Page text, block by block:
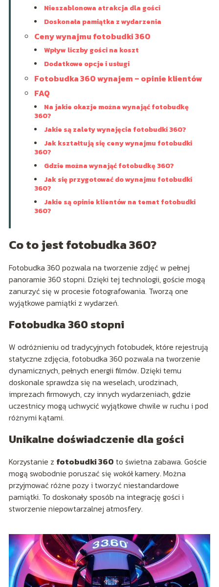
Nieszablonowa atrakcja dla gości
Doskonała pamiątka z wydarzenia
Ceny wynajmu fotobudki 360
Wpływ liczby gości na koszt
Dodatkowe opcje i usługi
Fotobudka 360 wynajem – opinie klientów
FAQ
Na jakie okazje można wynająć fotobudkę
360?
Jakie są zalety wynajęcia fotobudki 360?
Jak kształtują się ceny wynajmu fotobudki
360?
Gdzie można wynająć fotobudkę 360?
Jak się przygotować do wynajmu fotobudki
360?
Jakie są opinie klientów na temat fotobudki
360?
Co to jest fotobudka 360?
Fotobudka 360 pozwala na tworzenie zdjęć w pełnej
panoramie 360 stopni. Dzięki tej technologii, goście mogą
zanurzyć się w procesie fotografowania. Tworzą one
wyjątkowe pamiątki z wydarzeń.
Fotobudka 360 stopni
W odróżnieniu od tradycyjnych fotobudek, które rejestrują
statyczne zdjęcia, fotobudka 360 pozwala na tworzenie
dynamicznych, pełnych energii filmów. Dzięki temu
doskonale sprawdza się na weselach, urodzinach,
imprezach firmowych, czy innych wydarzeniach, gdzie
uczestnicy mogą uchwycić wyjątkowe chwile w ruchu i pod
różnymi kątami.
Unikalne doświadczenie dla gości
Korzystanie z fotobudki 360 to świetna zabawa. Goście
mogą swobodnie poruszać się wokół kamery. Można
przyjmować różne pozy i tworzyć niestandardowe
pamiątki. To doskonały sposób na integrację gości i
stworzenie niepowtarzalnej atmosfery.